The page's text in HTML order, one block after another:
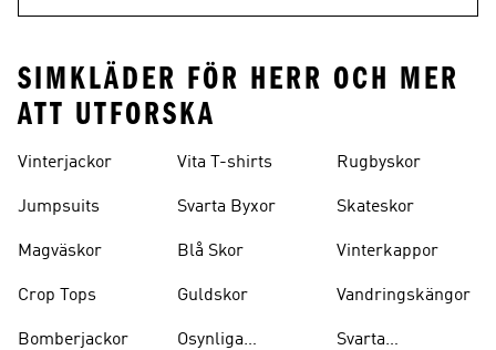
SIMKLÄDER FÖR HERR OCH MER
ATT UTFORSKA
Vinterjackor
Jumpsuits
Magväskor
Crop Tops
Bomberjackor
Vita T-shirts
Svarta Byxor
Blå Skor
Guldskor
Osynliga
Rugbyskor
Skateskor
Vinterkappor
Vandringskängor
Svarta